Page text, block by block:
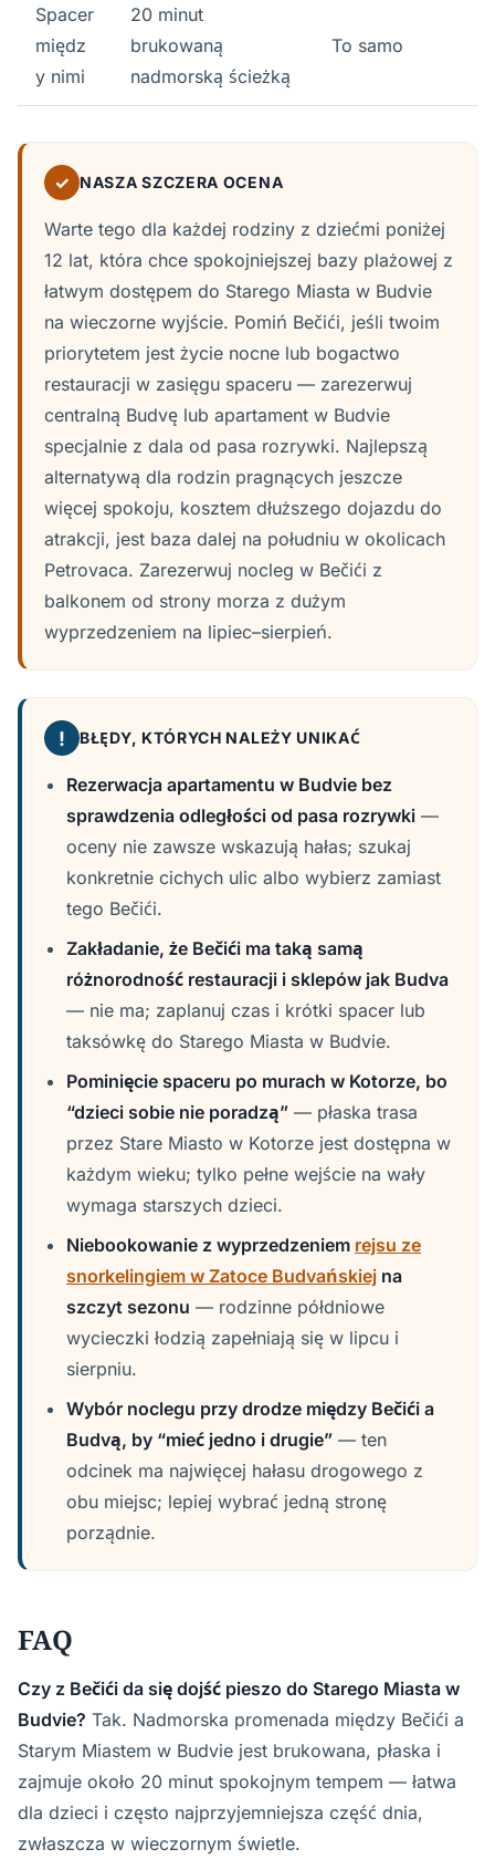
Spacer
międz
y nimi
20 minut
brukowaną
nadmorską ścieżką
To samo
✓ NASZA SZCZERA OCENA
Warte tego dla każdej rodziny z dziećmi poniżej
12 lat, która chce spokojniejszej bazy plażowej z
łatwym dostępem do Starego Miasta w Budvie
na wieczorne wyjście. Pomiń Bečići, jeśli twoim
priorytetem jest życie nocne lub bogactwo
restauracji w zasięgu spaceru — zarezerwuj
centralną Budvę lub apartament w Budvie
specjalnie z dala od pasa rozrywki. Najlepszą
alternatywą dla rodzin pragnących jeszcze
więcej spokoju, kosztem dłuższego dojazdu do
atrakcji, jest baza dalej na południu w okolicach
Petrovaca. Zarezerwuj nocleg w Bečići z
balkonem od strony morza z dużym
wyprzedzeniem na lipiec–sierpień.
! BŁĘDY, KTÓRYCH NALEŻY UNIKAĆ
Rezerwacja apartamentu w Budvie bez
sprawdzenia odległości od pasa rozrywki —
oceny nie zawsze wskazują hałas; szukaj
konkretnie cichych ulic albo wybierz zamiast
tego Bečići.
Zakładanie, że Bečići ma taką samą
różnorodność restauracji i sklepów jak Budva
— nie ma; zaplanuj czas i krótki spacer lub
taksówkę do Starego Miasta w Budvie.
Pominięcie spaceru po murach w Kotorze, bo
“dzieci sobie nie poradzą” — płaska trasa
przez Stare Miasto w Kotorze jest dostępna w
każdym wieku; tylko pełne wejście na wały
wymaga starszych dzieci.
Niebookowanie z wyprzedzeniem rejsu ze
snorkelingiem w Zatoce Budvańskiej na
szczyt sezonu — rodzinne półdniowe
wycieczki łodzią zapełniają się w lipcu i
sierpniu.
Wybór noclegu przy drodze między Bečići a
Budvą, by “mieć jedno i drugie” — ten
odcinek ma najwięcej hałasu drogowego z
obu miejsc; lepiej wybrać jedną stronę
porządnie.
FAQ
Czy z Bečići da się dojść pieszo do Starego Miasta w
Budvie? Tak. Nadmorska promenada między Bečići a
Starym Miastem w Budvie jest brukowana, płaska i
zajmuje około 20 minut spokojnym tempem — łatwa
dla dzieci i często najprzyjemniejsza część dnia,
zwłaszcza w wieczornym świetle.